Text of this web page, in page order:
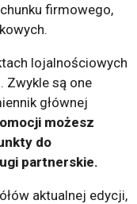
firmowego,
lojalnościowych
Zwykle są one
głównej
możesz
do
partnerskie.
aktualnej edycji,